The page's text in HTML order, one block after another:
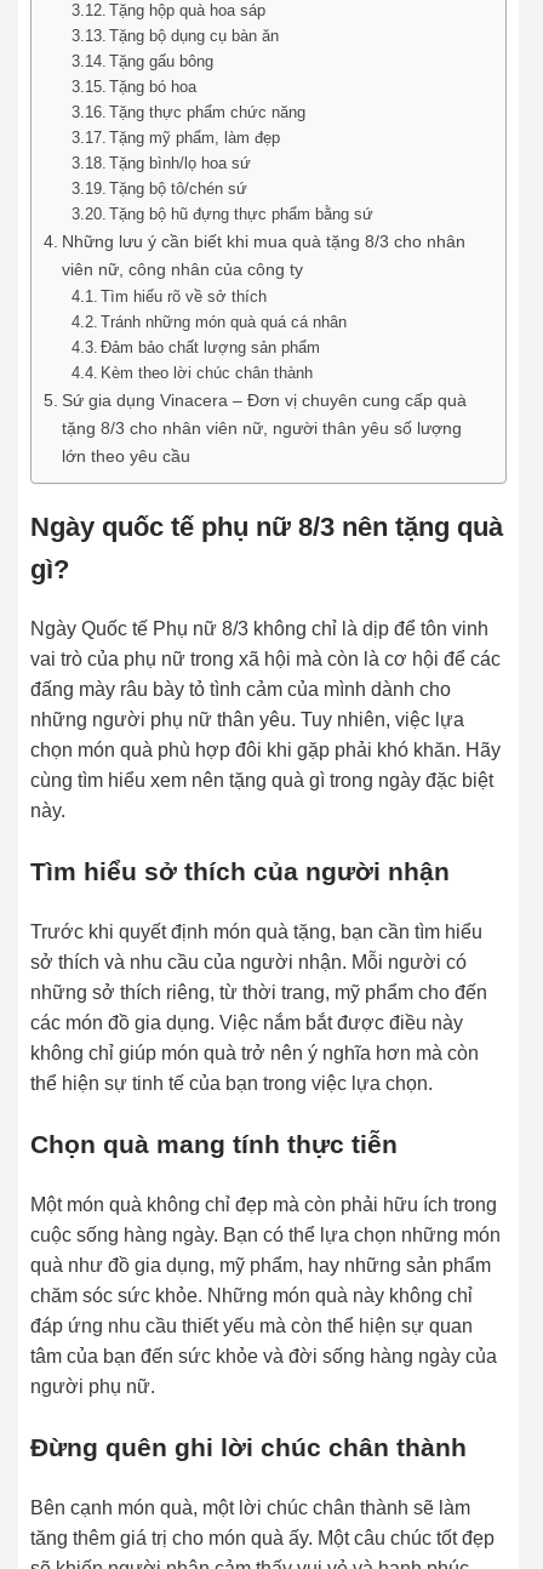
Tặng hộp quà hoa sáp
Tặng bộ dụng cụ bàn ăn
Tặng gấu bông
Tặng bó hoa
Tặng thực phẩm chức năng
Tặng mỹ phẩm, làm đẹp
Tặng bình/lọ hoa sứ
Tặng bộ tô/chén sứ
Tặng bộ hũ đựng thực phẩm bằng sứ
Những lưu ý cần biết khi mua quà tặng 8/3 cho nhân
viên nữ, công nhân của công ty
Tìm hiểu rõ về sở thích
Tránh những món quà quá cá nhân
Đảm bảo chất lượng sản phẩm
Kèm theo lời chúc chân thành
Sứ gia dụng Vinacera – Đơn vị chuyên cung cấp quà
tặng 8/3 cho nhân viên nữ, người thân yêu số lượng
lớn theo yêu cầu
Ngày quốc tế phụ nữ 8/3 nên tặng quà
gì?
Ngày Quốc tế Phụ nữ 8/3 không chỉ là dịp để tôn vinh
vai trò của phụ nữ trong xã hội mà còn là cơ hội để các
đấng mày râu bày tỏ tình cảm của mình dành cho
những người phụ nữ thân yêu. Tuy nhiên, việc lựa
chọn món quà phù hợp đôi khi gặp phải khó khăn. Hãy
cùng tìm hiểu xem nên tặng quà gì trong ngày đặc biệt
này.
Tìm hiểu sở thích của người nhận
Trước khi quyết định món quà tặng, bạn cần tìm hiểu
sở thích và nhu cầu của người nhận. Mỗi người có
những sở thích riêng, từ thời trang, mỹ phẩm cho đến
các món đồ gia dụng. Việc nắm bắt được điều này
không chỉ giúp món quà trở nên ý nghĩa hơn mà còn
thể hiện sự tinh tế của bạn trong việc lựa chọn.
Chọn quà mang tính thực tiễn
Một món quà không chỉ đẹp mà còn phải hữu ích trong
cuộc sống hàng ngày. Bạn có thể lựa chọn những món
quà như đồ gia dụng, mỹ phẩm, hay những sản phẩm
chăm sóc sức khỏe. Những món quà này không chỉ
đáp ứng nhu cầu thiết yếu mà còn thể hiện sự quan
tâm của bạn đến sức khỏe và đời sống hàng ngày của
người phụ nữ.
Đừng quên ghi lời chúc chân thành
Bên cạnh món quà, một lời chúc chân thành sẽ làm
tăng thêm giá trị cho món quà ấy. Một câu chúc tốt đẹp